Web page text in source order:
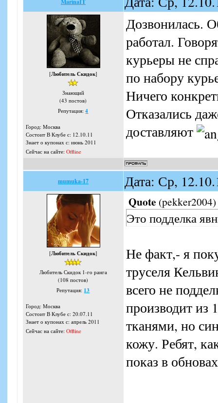
MarinaIT
[Любитель Скидок]
Знающий
(43 постов)
Репутация:4
Город: Москва
Состоит В Клубе с: 12.10.11
Знает о купонах с: июнь 2011
Сейчас на сайте: Offline
Дозвонилась.
работал.
курьеры не
по набору
Ничего
Отказались
доставляют
mumuka-17 Дата: Ср,
[Любитель Скидок]
Любитель Скидок 1-го ранга
(108 постов)
Репутация: 13
Город: Москва
Состоит В Клубе с: 20.07.11
Знает о купонах с: апрель 2011
Сейчас на сайте: Offline
Quote (pekker2004)
Это подделка
Не факт,- я
труселя
всего не
производит из
тканями, но
кожу. Ребят,
показ в